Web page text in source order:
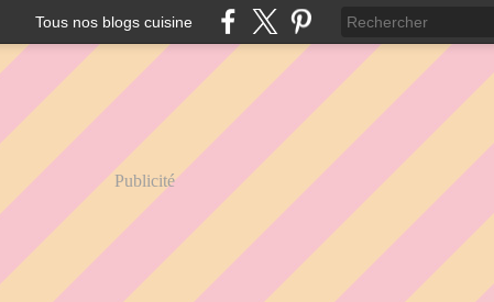
Tous nos blogs cuisine
Publicité